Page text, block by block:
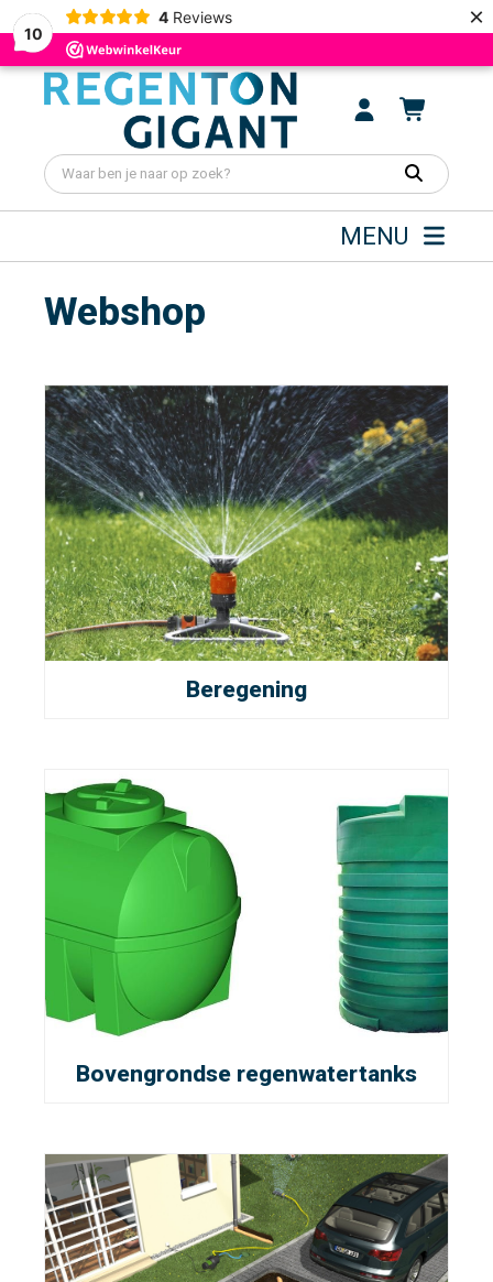
10
4 Reviews ×
MENU
Webshop
Beregening
Bovengrondse regenwatertanks